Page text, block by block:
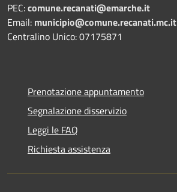
PEC:comune.recanati@emarche.it
Email: municipio@comune.recanati.mc.it
Centralino Unico: 07175871
Prenotazione appuntamento
Segnalazione disservizio
Leggi le FAQ
Richiesta assistenza